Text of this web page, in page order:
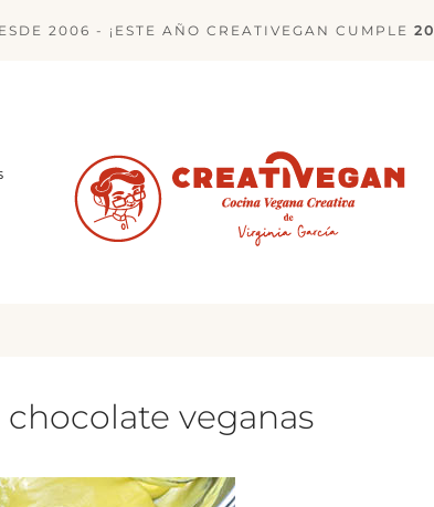
2006 - ¡ESTE AÑO CREATIVEGAN CUMPLE 20
veganas